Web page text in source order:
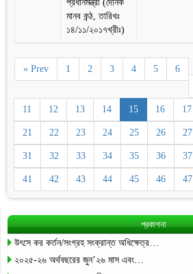
প্রধানমন্ত্রী (দৈনিক
মানব কন্ঠ, তারিখঃ
১৪/১১/২০১৭খ্রীঃ)
« Prev 1 2 3 4 5
6
11 12 13 14 15 16 17
21 22 23 24 25 26 27
31 32 33 34 35 36 37
41 42 43 44 45 46 47
প্রকাশনা
উৎসে কর কর্তন/সংগ্রহ সংক্রান্ত অধিক্ষেত্র…
২০২৫-২৬ অর্থবছরের জুন’২৬ মাস এবং…